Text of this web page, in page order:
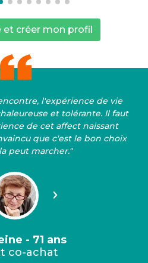
et créer mon profil
l'expérience de vie
et tolérante. Il faut
de cet affect naissant
que c'est le bon choix
peut marcher."
Suivant
- 71 ans
co-achat